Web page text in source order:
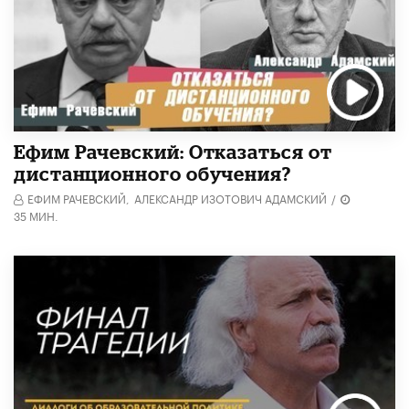
Ефим Рачевский: Отказаться от
дистанционного обучения?
ЕФИМ РАЧЕВСКИЙ, АЛЕКСАНДР ИЗОТОВИЧ АДАМСКИЙ /
35 МИН.